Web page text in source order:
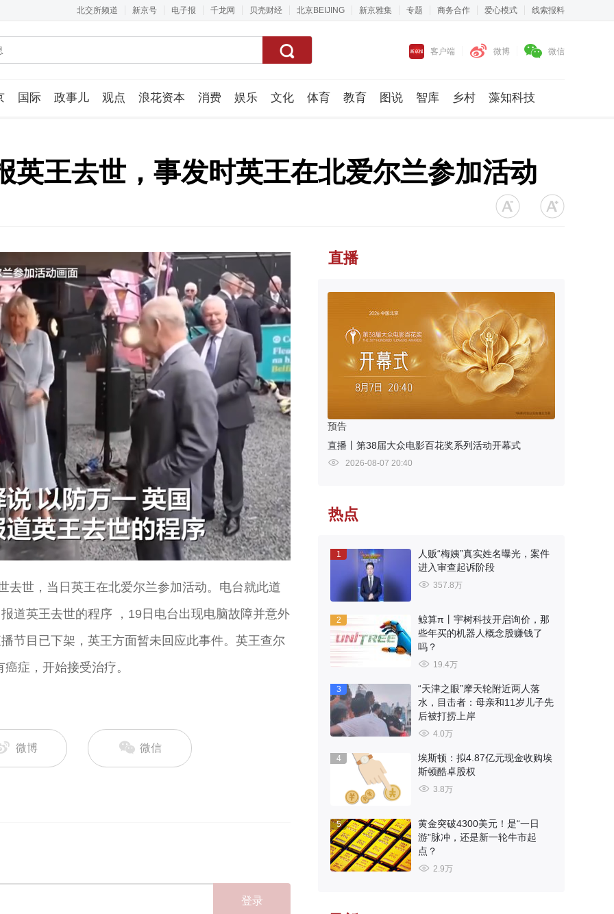
北交所频道 新京号 电子报 千龙网 贝壳财经 北京BEIJING 新京雅集 专题 商务合作 爱心模式 线索报料
客户端 微博 微信
国际 政事儿 观点 浪花资本 消费 娱乐 文化 体育 教育 图说 智库 乡村 藻知科技
英王去世，事发时英王在北爱尔兰参加活动
Loaded:
100.00%
去世，当日英王在北爱尔兰参加活动。电台就此道
道英王去世的程序 ，19日电台出现电脑故障并意外
节目已下架，英王方面暂未回应此事件。英王查尔
症，开始接受治疗。
微博 微信
登录
直播
预告
直播丨第38届大众电影百花奖系列活动开幕式
2026-08-07 20:40
热点
1
人贩“梅姨”真实姓名曝光，案件
进入审查起诉阶段
357.8万
2
鲸算π丨宇树科技开启询价，那
些年买的机器人概念股赚钱了
吗？
19.4万
3
“天津之眼”摩天轮附近两人落
水，目击者：母亲和11岁儿子先
后被打捞上岸
4.0万
4
埃斯顿：拟4.87亿元现金收购埃
斯顿酷卓股权
3.8万
5
黄金突破4300美元！是“一日
游”脉冲，还是新一轮牛市起
点？
2.9万